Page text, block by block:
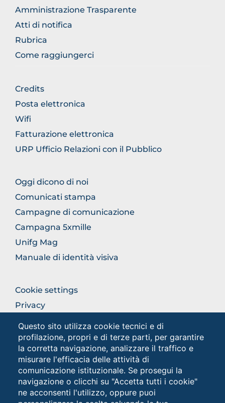
Questo sito utilizza cookie tecnici e di
profilazione, propri e di terze parti, per garantire
la corretta navigazione, analizzare il traffico e
misurare l'efficacia delle attività di
comunicazione istituzionale. Se prosegui la
navigazione o clicchi su "Accetta tutti i cookie"
ne acconsenti l'utilizzo, oppure puoi
Amministrazione Trasparente
Atti di notifica
Rubrica
Come raggiungerci
FOOTER
GENERICO
Credits
Posta elettronica
Wifi
Fatturazione elettronica
URP Ufficio Relazioni con il Pubblico
FOOTER
COMUNICAZIONE
Oggi dicono di noi
Comunicati stampa
Campagne di comunicazione
Campagna 5xmille
Unifg Mag
Manuale di identità visiva
FOOTER
COLONNA
DESTRA
Cookie settings
Privacy
Social